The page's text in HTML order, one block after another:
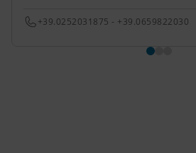
+39.0252031875 - +39.0659822030